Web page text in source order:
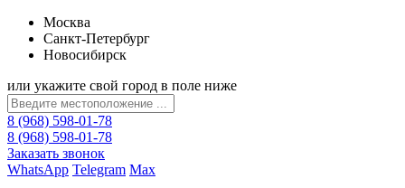
Москва
Санкт-Петербург
Новосибирск
или укажите свой город в поле ниже
8 (968) 598-01-78
8 (968) 598-01-78
Заказать звонок
WhatsApp Telegram Max